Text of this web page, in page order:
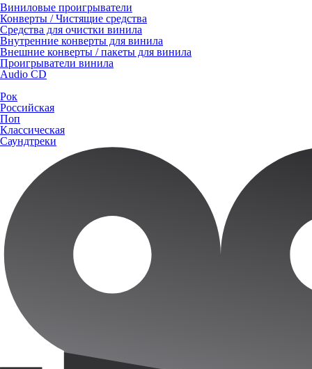
Виниловые проигрыватели
Конверты / Чистящие средства
Средства для очистки винила
Внутренние конверты для винила
Внешние конверты / пакеты для винила
Проигрыватели винила
Audio CD
Рок
Российская
Поп
Классическая
Саундтреки